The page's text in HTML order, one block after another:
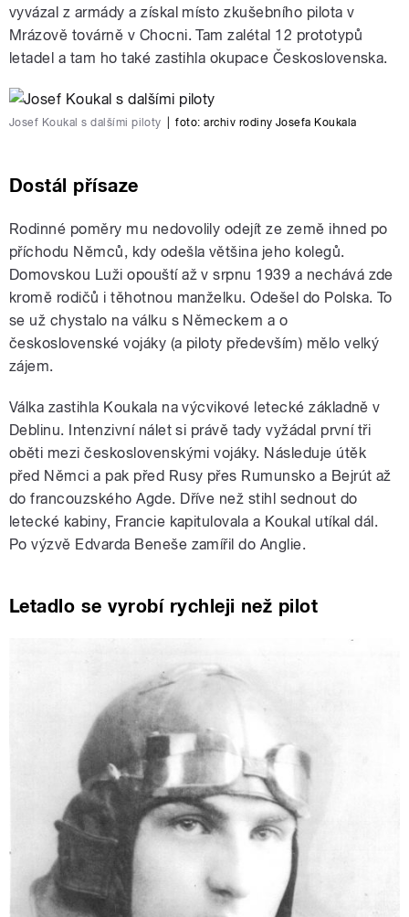
vyvázal z armády a získal místo zkušebního pilota v
Mrázově továrně v Chocni. Tam zalétal 12 prototypů
letadel a tam ho také zastihla okupace Československa.
Josef Koukal s dalšími piloty foto:archiv rodiny Josefa Koukala
Dostál přísaze
Rodinné poměry mu nedovolily odejít ze země ihned po
příchodu Němců, kdy odešla většina jeho kolegů.
Domovskou Luži opouští až v srpnu 1939 a nechává zde
kromě rodičů i těhotnou manželku. Odešel do Polska. To
se už chystalo na válku s Německem a o
československé vojáky (a piloty především) mělo velký
zájem.
Válka zastihla Koukala na výcvikové letecké základně v
Deblinu. Intenzivní nálet si právě tady vyžádal první tři
oběti mezi československými vojáky. Následuje útěk
před Němci a pak před Rusy přes Rumunsko a Bejrút až
do francouzského Agde. Dříve než stihl sednout do
letecké kabiny, Francie kapitulovala a Koukal utíkal dál.
Po výzvě Edvarda Beneše zamířil do Anglie.
Letadlo se vyrobí rychleji než pilot